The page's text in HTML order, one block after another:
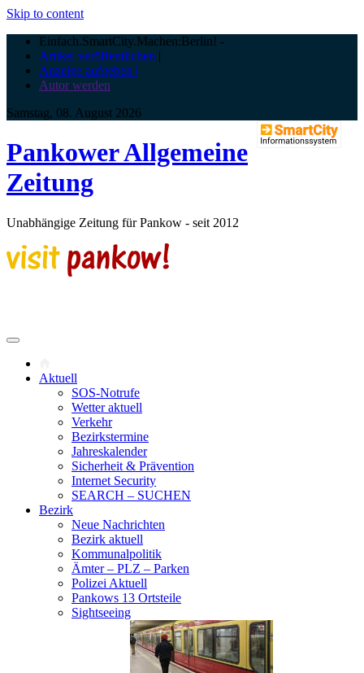
Skip to content
Einfach.SmartCity.Machen:Berlin! -
Artikel veröffentlichen |
Anzeige aufgeben |
Autor werden
Samstag, 08. August 2026
Pankower Allgemeine
Zeitung
Unabhängige Zeitung für Pankow - seit 2012
Aktuell
SOS-Notrufe
Wetter aktuell
Verkehr
Bezirkstermine
Jahreskalender
Sicherheit & Prävention
Internet Security
SEARCH – SUCHEN
Bezirk
Neue Nachrichten
Bezirk aktuell
Kommunalpolitik
Ämter – PLZ – Parken
Polizei Aktuell
Pankows 13 Ortsteile
Sightseeing